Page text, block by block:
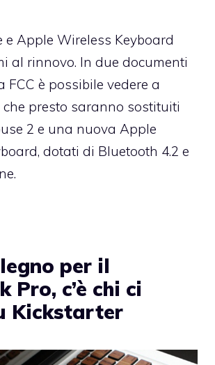
e Apple Wireless Keyboard
al rinnovo. In due documenti
FCC è possibile vedere a
che presto saranno sostituiti
2 e una nuova Apple
dotati di Bluetooth 4.2 e
per il
Pro, c’è chi ci
Kickstarter